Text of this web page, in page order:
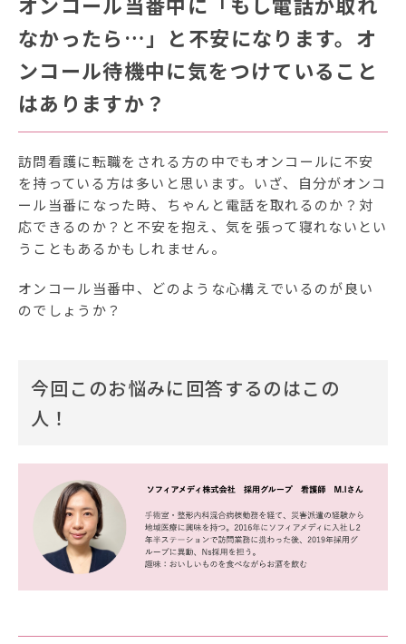
なかったら…」と不安になります。オ
ンコール待機中に気をつけていること
はありますか？
訪問看護に転職をされる方の中でもオンコールに不安
を持っている方は多いと思います。いざ、自分がオンコ
ール当番になった時、ちゃんと電話を取れるのか？対
応できるのか？と不安を抱え、気を張って寝れないとい
うこともあるかもしれません。
オンコール当番中、どのような心構えでいるのが良い
のでしょうか？
今回このお悩みに回答するのはこの
人！